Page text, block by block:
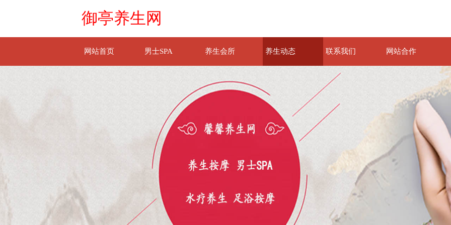
御亭养生网
网站首页 男士SPA 养生会所 养生动态 联系我们 网站合作